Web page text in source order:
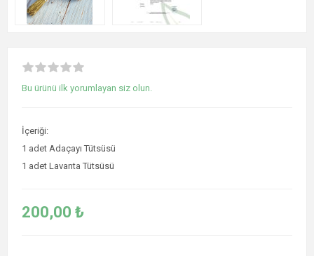
Bu ürünü ilk yorumlayan siz olun.
İçeriği:
1 adet Adaçayı Tütsüsü
1 adet Lavanta Tütsüsü
200,00 ₺